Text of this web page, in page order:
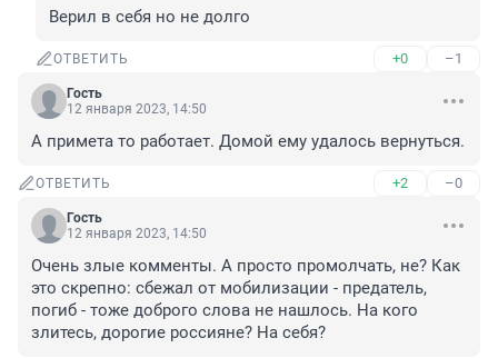
Верил в себя но не долго
ОТВЕТИТЬ +0 –1
Гость
12 января 2023, 14:50
А примета то работает. Домой ему удалось вернуться.
ОТВЕТИТЬ +2 –0
Гость
12 января 2023, 14:50
Очень злые комменты. А просто промолчать, не? Как
это скрепно: сбежал от мобилизации - предатель,
погиб - тоже доброго слова не нашлось. На кого
злитесь, дорогие россияне? На себя?